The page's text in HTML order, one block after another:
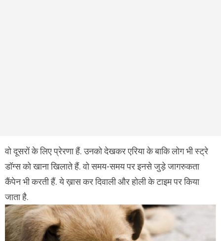
वो दूसरों के लिए प्रेरणा हैं. उनको देखकर एरिया के बाकि लोग भी स्ट्रे
डॉग्स को खाना खिलाते हैं. वो समय-समय पर इनसे जुड़े जागरुकता
कैंपेन भी करती हैं. ये ख़ास कर दिवाली और होली के टाइम पर किया
जाता है.